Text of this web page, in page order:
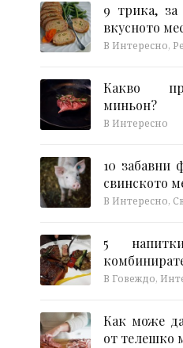
9 трика, за
вкусното
В Интересно,
Какво
миньон?
В Интересно
10 забавни
свинското
В Интересно,
5
В Говеждо,
Как може
от телешко